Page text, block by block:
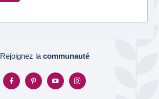
Rejoignez la communauté